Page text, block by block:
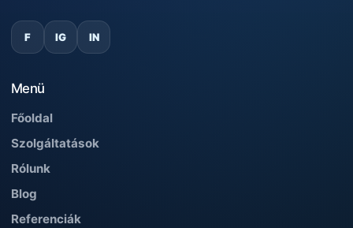
F IG IN
Menü
Főoldal
Szolgáltatások
Rólunk
Blog
Referenciák